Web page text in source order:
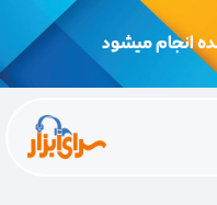
انجام میشود